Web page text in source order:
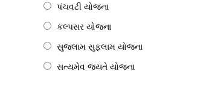
પંચવટી યોજના
કલ્પસર યોજના
સુજલામ સુફલામ યોજના
સત્યમેવ જયતે યોજના